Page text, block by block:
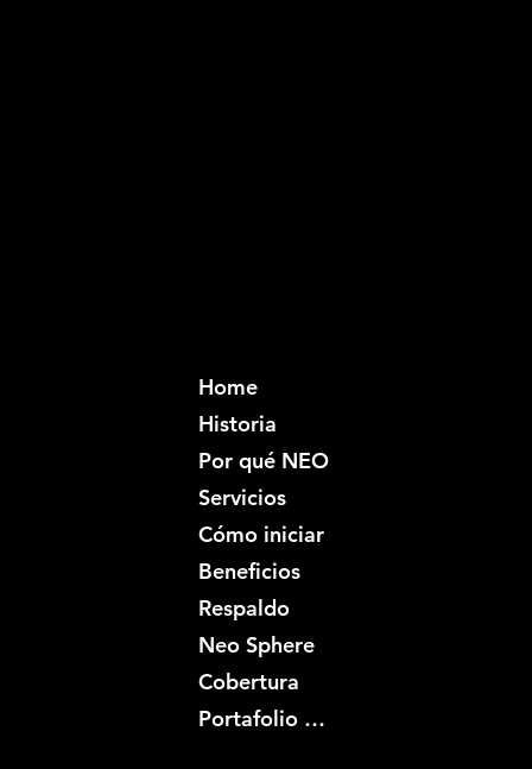
Home
Historia
Por qué NEO
Servicios
Cómo iniciar
Beneficios
Respaldo
Neo Sphere
Cobertura
Portafolio creativo